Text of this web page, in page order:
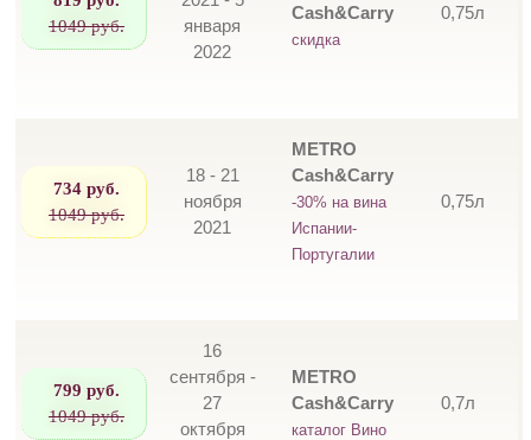
1049 руб.
января
2022
Cash&Carry
скидка
0,75л
734 руб.
1049 руб.
18 - 21
ноября
2021
METRO
Cash&Carry
-30% на вина
Испании-
Португалии
0,75л
799 руб.
1049 руб.
16
сентября -
27
октября
METRO
Cash&Carry
каталог Вино
0,7л